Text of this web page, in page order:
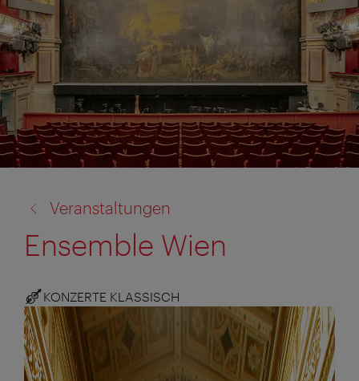
zu:
Veranstaltungen
Ensemble Wien
KONZERTE KLASSISCH